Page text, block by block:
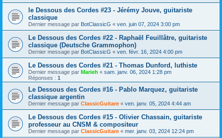
le Dessous des Cordes #23 - Jérémy Jouve, guitariste
classique
Dernier message par BotClassicG « ven. juin 07, 2024 3:00 pm
Le Dessous des Cordes #22 - Raphaël Feuillâtre, guitariste
classique (Deutsche Grammophon)
Dernier message par BotClassicG « ven. févr. 16, 2024 4:00 pm
Le Dessous des Cordes #21 - Thomas Dunford, luthiste
Dernier message par Marieh « sam. janv. 06, 2024 1:28 pm
Réponses : 1
Le Dessous des Cordes #16 - Pablo Marquez, guitariste
classique argentin
Dernier message par ClassicGuitare « ven. janv. 05, 2024 4:44 am
Le Dessous des Cordes #15 - Olivier Chassain, guitariste
professeur au CNSM & compositeur
Dernier message par ClassicGuitare « mer. janv. 03, 2024 12:24 pm